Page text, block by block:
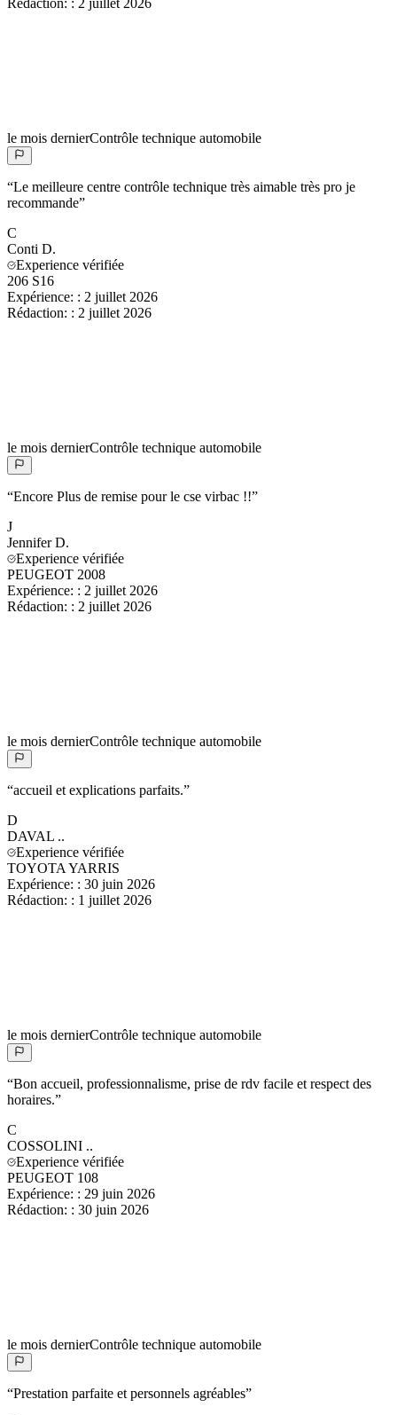
Rédaction: : 2 juillet 2026
le mois dernierContrôle technique automobile
“Le meilleure centre contrôle technique très aimable très pro je
recommande”
C
Conti D.
Experience vérifiée
206 S16
Expérience: : 2 juillet 2026
Rédaction: : 2 juillet 2026
le mois dernierContrôle technique automobile
“Encore Plus de remise pour le cse virbac !!”
J
Jennifer D.
Experience vérifiée
PEUGEOT 2008
Expérience: : 2 juillet 2026
Rédaction: : 2 juillet 2026
le mois dernierContrôle technique automobile
“accueil et explications parfaits.”
D
DAVAL ..
Experience vérifiée
TOYOTA YARRIS
Expérience: : 30 juin 2026
Rédaction: : 1 juillet 2026
le mois dernierContrôle technique automobile
“Bon accueil, professionnalisme, prise de rdv facile et respect des
horaires.”
C
COSSOLINI ..
Experience vérifiée
PEUGEOT 108
Expérience: : 29 juin 2026
Rédaction: : 30 juin 2026
le mois dernierContrôle technique automobile
“Prestation parfaite et personnels agréables”